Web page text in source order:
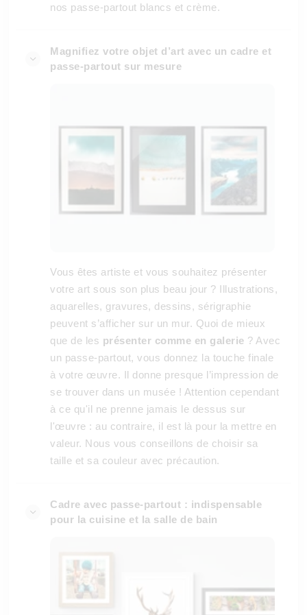
nos passe-partout blancs et crème.
Magnifiez votre objet d’art avec un cadre et
passe-partout sur mesure
Vous êtes artiste et vous souhaitez présenter
votre art sous son plus beau jour ? Illustrations,
aquarelles, gravures, dessins, sérigraphie
peuvent s’afficher sur un mur. Quoi de mieux
que de les présenter comme en galerie ? Avec
un passe-partout, vous donnez la touche finale
à votre œuvre. Il donne presque l’impression de
se trouver dans un musée ! Attention cependant
à ce qu'il ne prenne jamais le dessus sur
l'œuvre : au contraire, il est là pour la mettre en
valeur. Nous vous conseillons de choisir sa
taille et sa couleur avec précaution.
Cadre avec passe-partout : indispensable
pour la cuisine et la salle de bain